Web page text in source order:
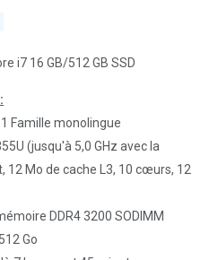
i7 16 GB/512 GB SSD
Famille monolingue
(jusqu'à 5,0 GHz avec la
Mo de cache L3, 10 cœurs, 12
DDR4 3200 SODIMM
Go